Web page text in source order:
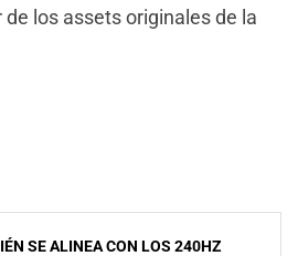
los assets originales de la
SE ALINEA CON LOS 240HZ